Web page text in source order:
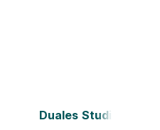
Duales Studium